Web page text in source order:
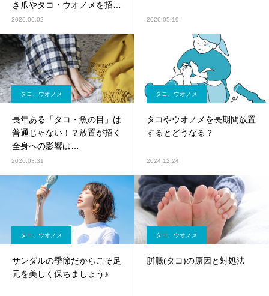
き爪やタコ・ウオノメを招く
理由と正しい靴選び
2026.06.02 2026.05.19
タコ、ウオノメ
長年ある「タコ・魚の目」は
普通じゃない！？放置が招く
全身への影響は…
2026.03.31
タコ、ウオノメ
タコやウオノメを長期間放置
するとどうなる？
2024.12.24
タコ、ウオノメ
サンダルの季節だからこそ足
元を美しく保ちましょう♪
タコ、ウオノメ
胼胝(タコ)の原因と対処法